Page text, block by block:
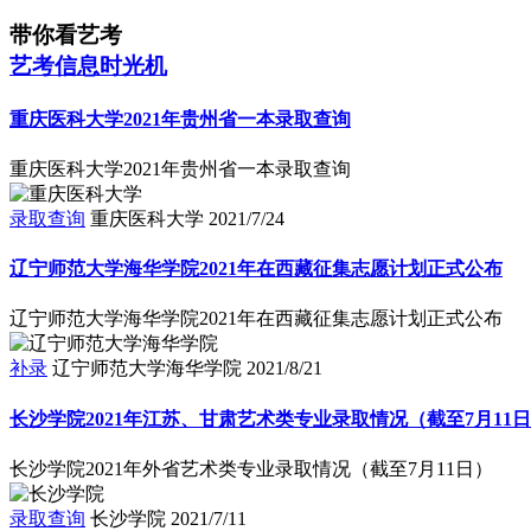
带你看艺考
艺考信息时光机
重庆医科大学2021年贵州省一本录取查询
重庆医科大学2021年贵州省一本录取查询
录取查询 重庆医科大学 2021/7/24
辽宁师范大学海华学院2021年在西藏征集志愿计划正式公布
辽宁师范大学海华学院2021年在西藏征集志愿计划正式公布
补录 辽宁师范大学海华学院 2021/8/21
长沙学院2021年江苏、甘肃艺术类专业录取情况（截至7月11
长沙学院2021年外省艺术类专业录取情况（截至7月11日）
录取查询 长沙学院 2021/7/11